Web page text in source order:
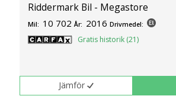
Riddermark Bil - Megastore
Mil: 10 702 År: 2016 Drivmedel:
Gratis historik (21)
Jämför